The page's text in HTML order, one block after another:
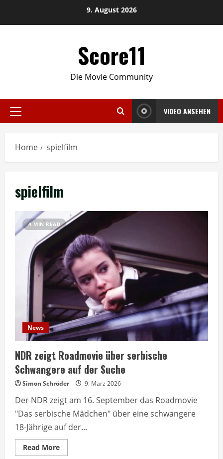
9. August 2026
Score11
Die Movie Community
Primary
VIDEO ANSEHEN
Home spielfilm
spielfilm
4 MIN READ
News
NDR zeigt Roadmovie über serbische
Schwangere auf der Suche
Simon Schröder 9. März 2026
Der NDR zeigt am 16. September das Roadmovie
"Das serbische Mädchen" über eine schwangere
18-Jährige auf der...
Read MoreRead
more